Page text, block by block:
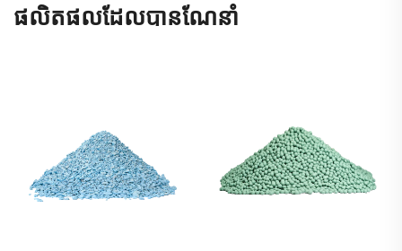
ផលិតផលដែលបានណែនាំ